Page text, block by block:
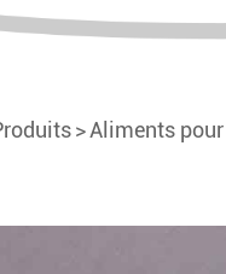
Aliments